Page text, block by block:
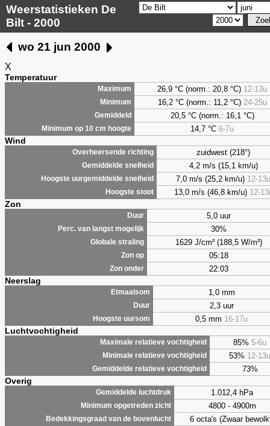
Weerstatistieken De
Bilt - 2000
wo 21 jun 2000
X
Temperatuur
Maximum 26,9 °C (norm.: 20,8 °C) 12-13u
Minimum 16,2 °C (norm.: 11,2 °C) 24-25u
Gemiddeld 20,5 °C (norm.: 16,1 °C)
Minimum op 10 cm hoogte 14,7 °C 6-7u
Wind
Overheersende richting zuidwest (218°)
Gemiddelde snelheid 4,2 m/s (15,1 km/u)
Hoogste uurgemiddelde snelheid 7,0 m/s (25,2 km/u) 12-13u
Hoogste stoot 13,0 m/s (46,8 km/u) 12-
Zon
Duur 5,0 uur
Perc. van langst mogelijk 30%
Globale straling 1629 J/cm² (188,5 W/m²)
Zon op 05:18
Zon onder 22:03
Neerslag
Etmaalsom 1,0 mm
Duur 2,3 uur
Hoogste uursom 0,5 mm 16-17u
Luchtvochtigheid
Maximale relatieve vochtigheid 85% 5-6u
Minimale relatieve vochtigheid 53% 12-13u
Gemiddelde relatieve vochtigheid 73%
Overig
Gemiddelde luchtdruk 1.012,4 hPa
Minimum opgetreden zicht 4800 - 4900m
Bedekkingsgraad van de bovenlucht 6 octa's (Zwaar